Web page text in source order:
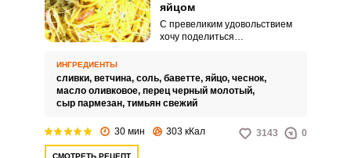
яйцом
С превеликим удовольствием
хочу поделиться
и яйцом. Процесс
приготовления блюда не займет
много времени и доставит вам
наслаждение.
ИНГРЕДИЕНТЫ
сливки, ветчина, соль, баветте, яйцо, чеснок,
масло оливковое, перец черный молотый,
сыр пармезан, тимьян свежий
30 мин 303 кКал 3143 0
СМОТРЕТЬ РЕЦЕПТ